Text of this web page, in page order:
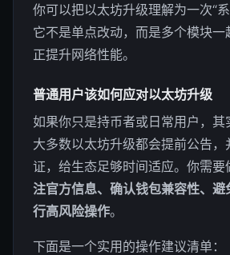
你可以把以太坊升级理解为一次“系
它不是单点改动，而是多个模块一
正提升网络性能。
普通用户该如何应对以太坊升级
如果你只是持币者或日常用户，其
大多数以太坊升级都会提前公告
证，给生态足够时间适应。你需要
注官方信息、确认钱包兼容性、避
行高风险操作。
下面是一个实用的操作建议清单：